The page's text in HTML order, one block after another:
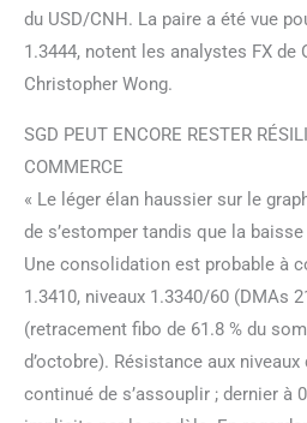
du USD/CNH. La paire a été vue
1.3444, notent les analystes FX de
Christopher Wong.
SGD PEUT ENCORE RESTER
COMMERCE
« Le léger élan haussier sur le
de s’estomper tandis que la baisse
Une consolidation est probable à
1.3410, niveaux 1.3340/60 (DMAs
(retracement fibo de 61.8 % du
d’octobre). Résistance aux niveaux
continué de s’assouplir ; dernier à